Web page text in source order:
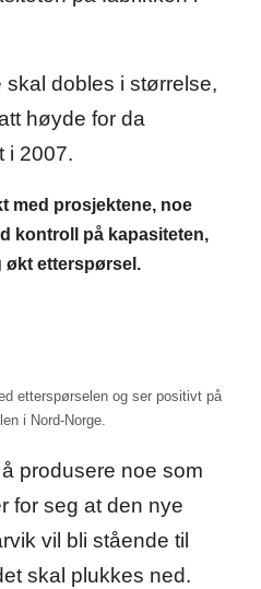
dobles i størrelse,
høyde for da
i 2007.
med prosjektene, noe
kontroll på kapasiteten,
økt etterspørsel.
etterspørselen og ser positivt på
i Nord-Norge.
produsere noe som
for seg at den nye
vil bli stående til
skal plukkes ned.